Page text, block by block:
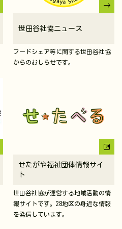
世田谷社協ニュース
フードシェア等に関する世田谷社協
からのおしらせです。
せたがや福祉団体情報サイ
ト
世田谷社協が運営する地域活動の情
報サイトです。28地区の身近な情報
を発信しています。